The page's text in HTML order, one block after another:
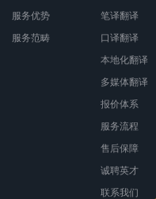
服务优势
服务范畴
笔译翻译
口译翻译
本地化翻译
多媒体翻译
报价体系
服务流程
售后保障
诚聘英才
联系我们